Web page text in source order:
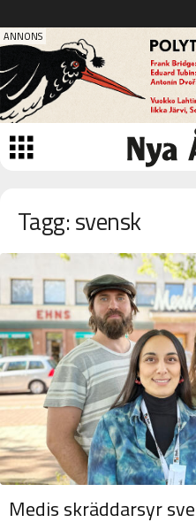
Tagg: svensk
Medis skräddarsyr